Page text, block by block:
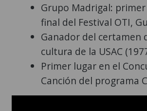
Grupo Madrigal:
final del Festival OTI,
Ganador del certamen
cultura de la USAC
Primer lugar en el
Canción del programa